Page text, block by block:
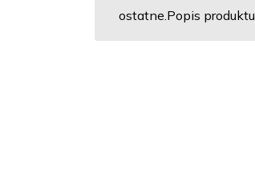
ostatne.Popis produktu